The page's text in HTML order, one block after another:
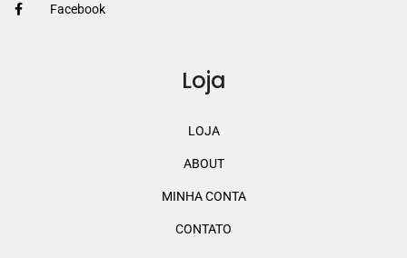
Facebook
Loja
LOJA
ABOUT
MINHA CONTA
CONTATO